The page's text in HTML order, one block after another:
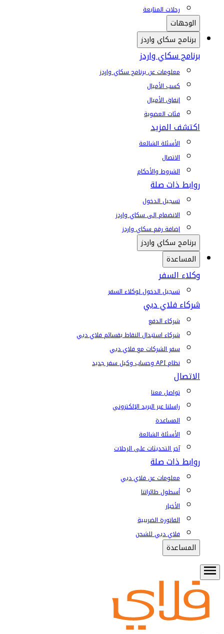
رحلات المتابعة
الوجهات
برنامج سكاي واردز
برنامج سكاي واردز
معلومات عن برنامج سكاي واردز
كسب الأميال
إنفاق الأميال
فئات العضوية
اكتشف المزيد
الأسئلة الشائعة
الاتصال
الشروط والأحكام
روابط ذات صلة
تسجيل الدخول
الانضمام إلى سكاي واردز
إضافة رقم سكاي واردز
برنامج سكاي واردز
المساعدة
وكلاء السفر
تسجيل الدخول لوكلاء السفر
شركاء فلاي دبي
شركاء الدفع
شركاء استبدال النقاط بقسائم فلاي دبي
سفر الشركات مع فلاي دبي
نظام API وحساب وكيل سفر جديد
الاتصال
تواصل معنا
راسلنا عبر البريد الإلكتروني
المساعدة
الأسئلة الشائعة
آخر التحديثات على الرحلات
روابط ذات صلة
معلومات عن فلاي دبي
أسطول طائراتنا
الأخبار
الفاتورة الضريبية
فلاي دبي للشحن
المساعدة